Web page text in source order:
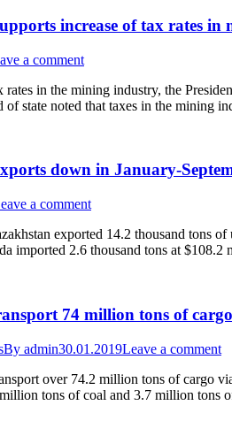
increase of tax rates
a comment
rates in the mining industry, the
state noted that taxes in the mining
down in January-
a comment
exported 14.2 thousand tons
imported 2.6 thousand tons at
74 million tons of
By admin30.01.2019Leave a comment
over 74.2 million tons of cargo
tons of coal and 3.7 million tons